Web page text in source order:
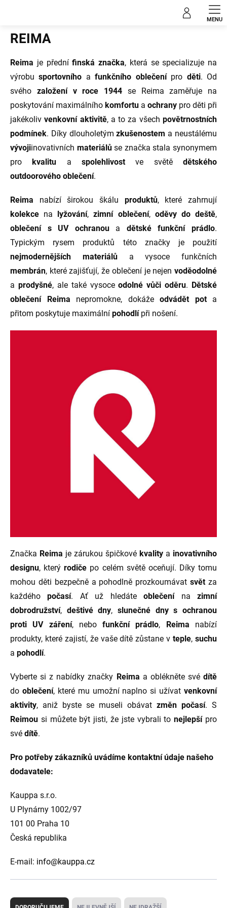
REIMA
Reima je přednífinská značka, která se specializuje na
výrobusportovního afunkčního oblečenípro děti. Od
svého založení v roce 1944 se Reima zaměřuje na
poskytování maximálního komfortu a ochrany pro děti při
jakékolivvenkovní aktivitě, a to za všechpovětrnostních
podmínek. Díky dlouholetýmzkušenostem a neustálému
vývojiinovativních materiálůse značka stala synonymem
prokvalitu aspolehlivostve světědětského
outdoorového oblečení.
Reima nabízí širokou škálu produktů, které zahrnují
kolekce na lyžování,zimní oblečení, oděvy do deště,
oblečení s UV ochranoua dětské funkční prádlo.
Typickým rysem produktů této značky je použití
nejmodernějších materiálůa vysoce funkčních
membrán, které zajišťují, že oblečení je nejen voděodolné
a prodyšné, ale také vysoceodolné vůči oděru. Dětské
oblečení Reima nepromokne, dokáže odvádět pota
přitom poskytuje maximální pohodlípři nošení.
Značka Reima je zárukou špičkové kvality a inovativního
designu, kterýrodiče po celém světě oceňují. Díky tomu
mohou děti bezpečně a pohodlně prozkoumávatsvětza
každéhopočasí. Ať už hledáteoblečenínazimní
dobrodružství, deštivé dny,slunečné dny s ochranou
proti UV záření, nebofunkční prádlo, Reima nabízí
produkty, které zajistí, že vaše dítě zůstane vteple,suchu
a pohodlí.
Vyberte si z nabídky značky Reima a oblékněte svédítě
do oblečení, které mu umožní naplno si užívat venkovní
aktivity, aniž byste se museli obávat změn počasí. S
Reimou si můžete být jisti, že jste vybrali tonejlepšípro
své dítě.
Pro potřeby zákazníků uvádíme kontaktní údaje našeho
dodavatele:
Kauppa s.r.o.
U Plynárny 1002/97
101 00 Praha 10
Česká republika
E-mail: info@kauppa.cz
Ř